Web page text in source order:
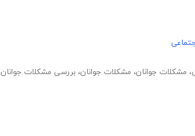
، مشکلات جوانان، مشکلات جوانان، بررسی مشکلات جوانان